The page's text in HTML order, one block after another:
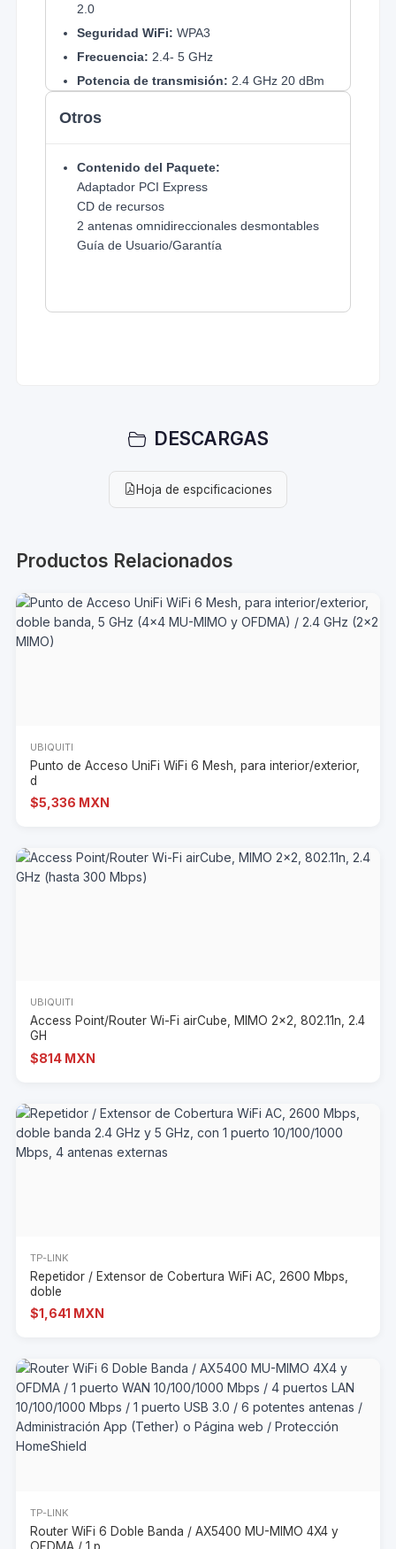
2.0
Seguridad WiFi: WPA3
Frecuencia: 2.4- 5 GHz
Potencia de transmisión: 2.4 GHz 20 dBm
Sistemas Soportados:
Otros
Contenido del Paquete:
Adaptador PCI Express
CD de recursos
2 antenas omnidireccionales desmontables
Guía de Usuario/Garantía
DESCARGAS
Hoja de espcificaciones
Productos Relacionados
UBIQUITI
Punto de Acceso UniFi WiFi 6 Mesh, para interior/exterior,
d
$5,336 MXN
UBIQUITI
Access Point/Router Wi-Fi airCube, MIMO 2x2, 802.11n, 2.4
GH
$814 MXN
TP-LINK
Repetidor / Extensor de Cobertura WiFi AC, 2600 Mbps,
doble
$1,641 MXN
TP-LINK
Router WiFi 6 Doble Banda / AX5400 MU-MIMO 4X4 y